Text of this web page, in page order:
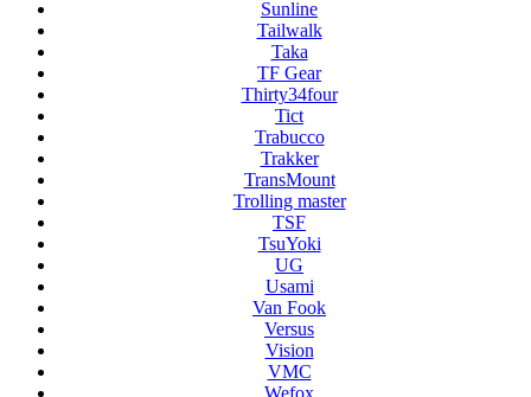
Sunline
Tailwalk
Taka
TF Gear
Thirty34four
Tict
Trabucco
Trakker
TransMount
Trolling master
TSF
TsuYoki
UG
Usami
Van Fook
Versus
Vision
VMC